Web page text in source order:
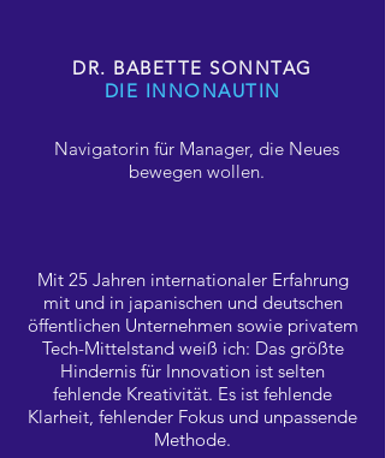
DR. BABETTE SONNTAG
DIE INNONAUTIN
Navigatorin für Manager, die Neues
bewegen wollen.
Mit 25 Jahren internationaler Erfahrung
mit und in japanischen und deutschen
öffentlichen Unternehmen sowie privatem
Tech-Mittelstand weiß ich: Das größte
Hindernis für Innovation ist selten
fehlende Kreativität. Es ist fehlende
Klarheit, fehlender Fokus und unpassende
Methode.